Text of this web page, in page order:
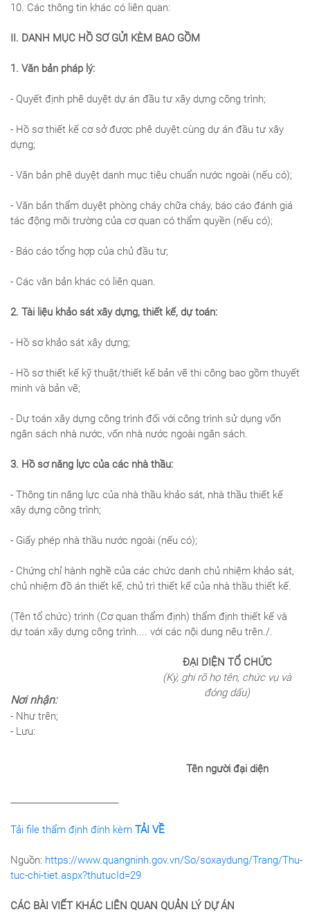
10. Các thông tin khác có liên quan:
II. DANH MỤC HỒ SƠ GỬI KÈM BAO GỒM
1. Văn bản pháp lý:
- Quyết định phê duyệt dự án đầu tư xây dựng công trình;
- Hồ sơ thiết kế cơ sở được phê duyệt cùng dự án đầu tư xây
dựng;
- Văn bản phê duyệt danh mục tiêu chuẩn nước ngoài (nếu có);
- Văn bản thẩm duyệt phòng cháy chữa cháy, báo cáo đánh giá
tác động môi trường của cơ quan có thẩm quyền (nếu có);
- Báo cáo tổng hợp của chủ đầu tư;
- Các văn bản khác có liên quan.
2. Tài liệu khảo sát xây dựng, thiết kế, dự toán:
- Hồ sơ khảo sát xây dựng;
- Hồ sơ thiết kế kỹ thuật/thiết kế bản vẽ thi công bao gồm thuyết
minh và bản vẽ;
- Dự toán xây dựng công trình đối với công trình sử dụng vốn
ngân sách nhà nước, vốn nhà nước ngoài ngân sách.
3. Hồ sơ năng lực của các nhà thầu:
- Thông tin năng lực của nhà thầu khảo sát, nhà thầu thiết kế
xây dựng công trình;
- Giấy phép nhà thầu nước ngoài (nếu có);
- Chứng chỉ hành nghề của các chức danh chủ nhiệm khảo sát,
chủ nhiệm đồ án thiết kế, chủ trì thiết kế của nhà thầu thiết kế.
(Tên tổ chức) trình (Cơ quan thẩm định) thẩm định thiết kế và
dự toán xây dựng công trình.... với các nội dung nêu trên./.
Nơi nhận:
- Như trên;
- Lưu:
ĐẠI DIỆN TỔ CHỨC
(Ký, ghi rõ họ tên, chức vụ và
đóng dấu)
Tên người đại diện
Tải file thẩm định đính kèm TẢI VỀ
Nguồn: https://www.quangninh.gov.vn/So/soxaydung/Trang/Thu-
tuc-chi-tiet.aspx?thutucId=29
CÁC BÀI VIẾT KHÁC LIÊN QUAN QUẢN LÝ DỰ ÁN